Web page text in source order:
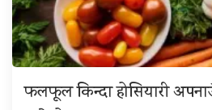
फलफूल किन्दा होसियारी